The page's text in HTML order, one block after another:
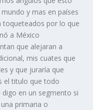
y mas en países
toqueteados por lo que
a México
que alejaran a
mis cuates que
y que juraría que
el titulo que todo
en un segmento si
primaria o